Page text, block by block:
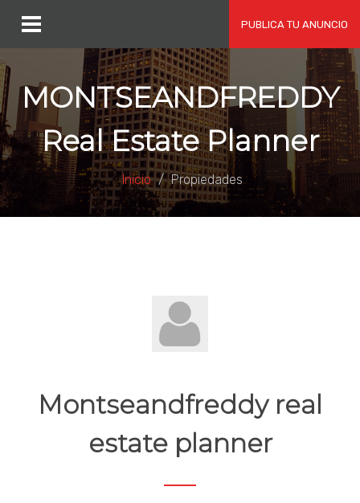
PUBLICA TU ANUNCIO
MONTSEANDFREDDY
Real Estate Planner
Inicio Propiedades
Montseandfreddy real
estate planner